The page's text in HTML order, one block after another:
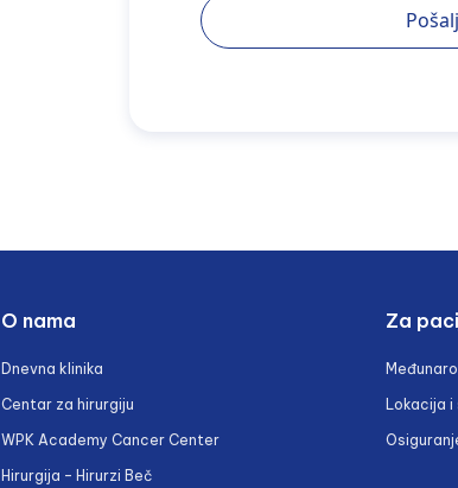
O nama
Dnevna klinika
Centar za hirurgiju
WPK Academy Cancer Center
Hirurgija – Hirurzi Beč
Za
Lokacija